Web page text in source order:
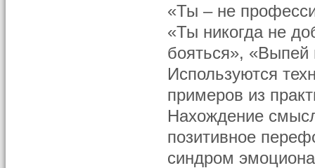
«Ты – не
«Ты никогда не
бояться», «Выпей
Используются
примеров из
Нахождение
позитивное
синдром